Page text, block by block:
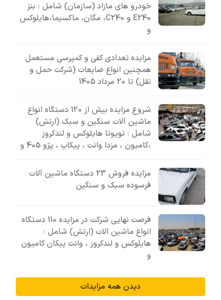
خودرو های مازاد (سازمان) شامل : بنز
E240 و C240، مگان، ماکسیما،هایلوکس
و
مزایده تعدادی کفی و کمپرسی مستعمل
همچنین انواع ضایعات (شرکت حمل و
نقل) تا 20 مرداد 1405
شروع مزایده بیش از 120 دستگاه انواع
ماشین آلات سنگین و سبک (ارتش)
شامل : تویوتا هایلوکس و لندکروز
،کامیون ، مزدا وانت ، پیکاپ ، پژو 405 و
مزایده فروش 23 دستگاه ماشین آلات
فرسوده سبک و سنگین
فرصت نهایی شرکت در مزایده 110 دستگاه
انواع ماشین الات (ارتش) شامل :
هایلوکس و لندکروز ، وانت پیکان کامیون
و
دیدن همه مزایدات